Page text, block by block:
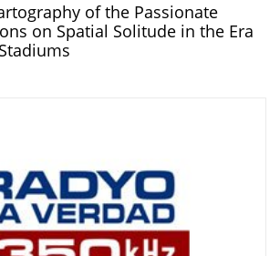
of the Passionate
on Spatial Solitude in the Era